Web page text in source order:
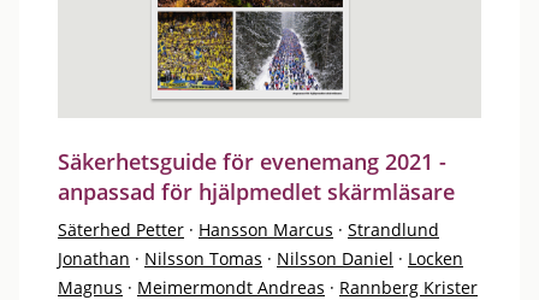
Säkerhetsguide för evenemang 2021 -
anpassad för hjälpmedlet skärmläsare
Säterhed Petter · Hansson Marcus · Strandlund
Jonathan · Nilsson Tomas · Nilsson Daniel · Locken
Magnus · Meimermondt Andreas · Rannberg Krister